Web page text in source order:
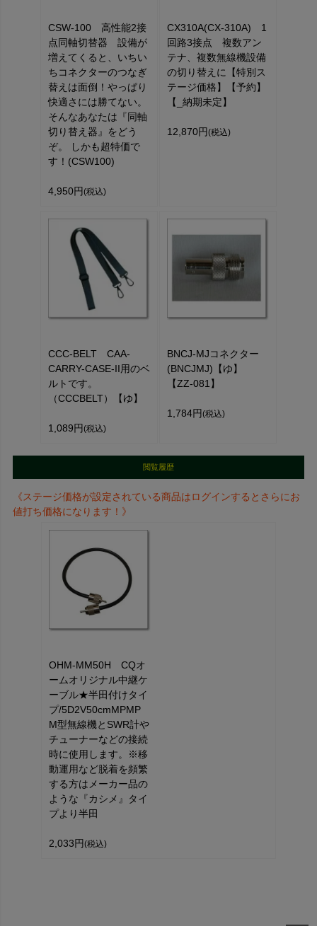
CSW-100 高性能2接
点同軸切替器 設備が
増えてくると、いちい
ちコネクターのつなぎ
替えは面倒！やっぱり
快適さには勝てない。
そんなあなたは『同軸
切り替え器』をどう
ぞ。 しかも超特価で
す！(CSW100)
4,950円 (税込)
CX310A(CX-310A) 1
回路3接点 複数アン
テナ、複数無線機設備
の切り替えに【特別ス
テージ価格】【予約】
【_納期未定】
12,870円 (税込)
CCC-BELT CAA-
CARRY-CASE-II用のベ
ルトです。
（CCCBELT）【ゆ】
1,089円 (税込)
BNCJ-MJコネクター
(BNCJMJ)【ゆ】
【ZZ-081】
1,784円 (税込)
閲覧履歴
《ステージ価格が設定されている商品はログインするとさらにお
値打ち価格になります！》
OHM-MM50H CQオ
ームオリジナル中継ケ
ーブル★半田付けタイ
プ/5D2V50cmMPMP
M型無線機とSWR計や
チューナーなどの接続
時に使用します。※移
動運用など脱着を頻繁
する方はメーカー品の
ような『カシメ』タイ
プより半田
2,033円 (税込)